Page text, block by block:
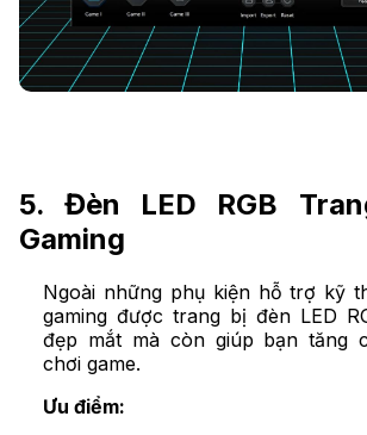
5. Đèn LED RGB
Gaming
Ngoài những phụ kiện hỗ trợ kỹ
gaming được trang bị đèn LED
đẹp mắt mà còn giúp bạn tăng
chơi game.
Ưu điểm: